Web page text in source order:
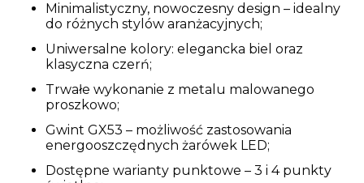
Minimalistyczny, nowoczesny design – idealny
do różnych stylów aranżacyjnych;
Uniwersalne kolory: elegancka biel oraz
klasyczna czerń;
Trwałe wykonanie z metalu malowanego
proszkowo;
Gwint GX53 – możliwość zastosowania
energooszczędnych żarówek LED;
Dostępne warianty punktowe – 3 i 4 punkty